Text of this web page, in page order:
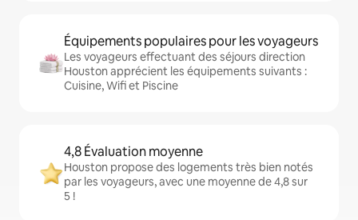
Équipements populaires pour les voyageurs
Les voyageurs effectuant des séjours direction
Houston apprécient les équipements suivants :
Cuisine, Wifi et Piscine
4,8 Évaluation moyenne
Houston propose des logements très bien notés
par les voyageurs, avec une moyenne de 4,8 sur
5 !